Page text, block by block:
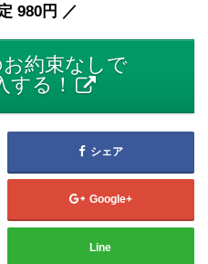
980円 ／
約束なしで
する！
シェア
Google+
Line